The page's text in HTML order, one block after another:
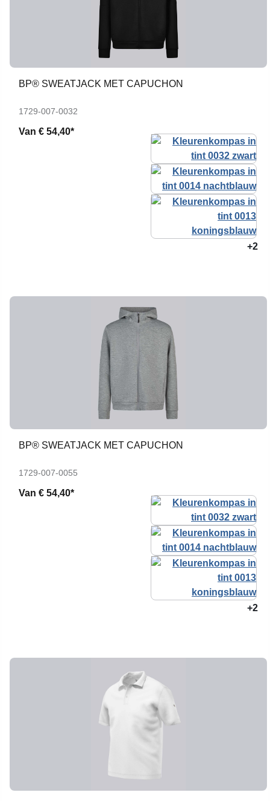
BP® SWEATJACK MET CAPUCHON
1729-007-0032
Van € 54,40*
+2
BP® SWEATJACK MET CAPUCHON
1729-007-0055
Van € 54,40*
+2